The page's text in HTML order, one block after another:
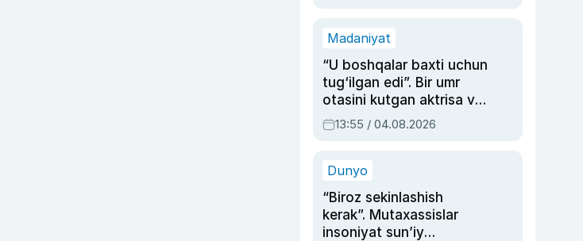
Madaniyat
“U boshqalar baxti uchun
tug‘ilgan edi”. Bir umr
otasini kutgan aktrisa va
dublyaj ustasi Rimma
Ahmedovaning
13:55 / 04.08.2026
Dunyo
“Biroz sekinlashish
kerak”. Mutaxassislar
insoniyat sun’iy